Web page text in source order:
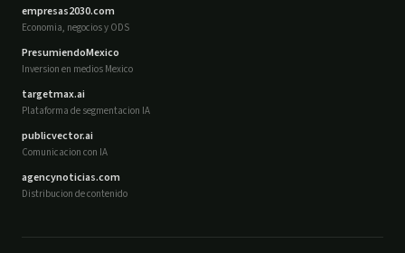
empresas2030.com
Economia, negocios y ODS
PresumiendoMexico
Inversion en medios Mexico
targetmax.ai
Plataforma de segmentacion IA
publicvector.ai
Comunicacion con IA
agencynoticias.com
Distribucion de contenido